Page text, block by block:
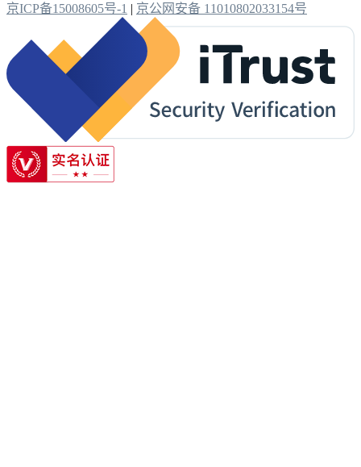
京ICP备15008605号-1 | 京公网安备 11010802033154号